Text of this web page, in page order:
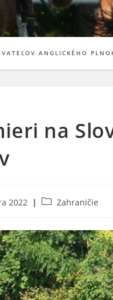
ANGLICKÉHO
na
2022
PostZahraničie